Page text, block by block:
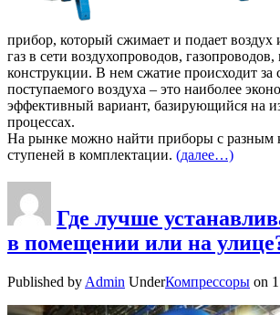
прибор, который сжимает и подает
газ в сети воздухопроводов,
конструкции. В нем сжатие происходит за
поступаемого воздуха – это наиболее
эффективный вариант, базирующийся на
процессах.
На рынке можно найти приборы с разным
ступеней в комплектации. (далее…)
Где лучше
в помещении или на
Published by Admin UnderКомпрессоры on